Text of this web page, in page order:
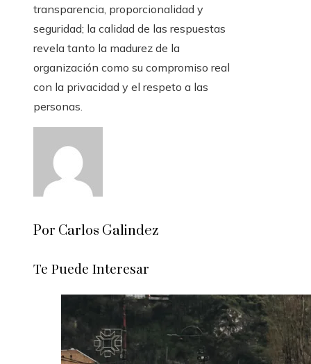
transparencia, proporcionalidad y
seguridad; la calidad de las respuestas
revela tanto la madurez de la
organización como su compromiso real
con la privacidad y el respeto a las
personas.
Por Carlos Galindez
Te Puede Interesar